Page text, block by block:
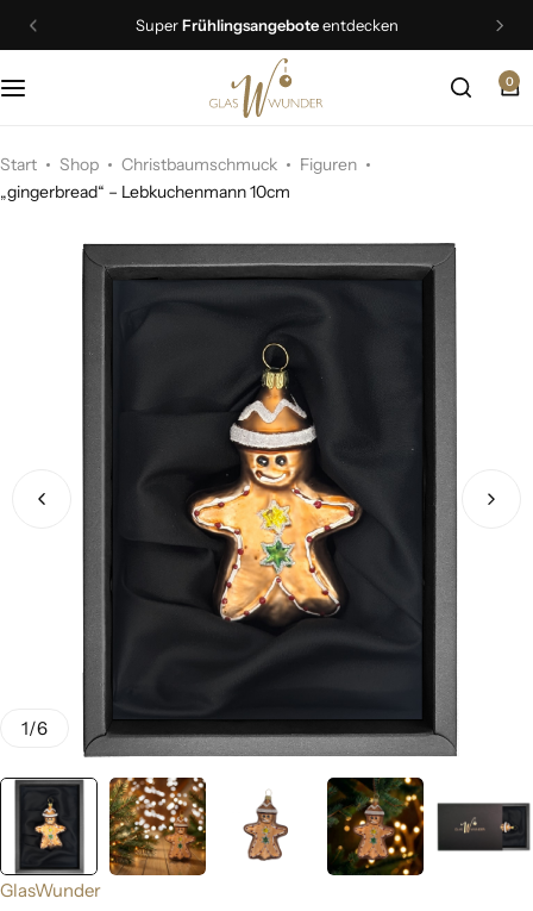
SuperFrühlingsangeboteentdecken
0
Start Shop Christbaumschmuck
Figuren
„gingerbread“ – Lebkuchenmann 10cm
1/6
GlasWunder
Schmuck